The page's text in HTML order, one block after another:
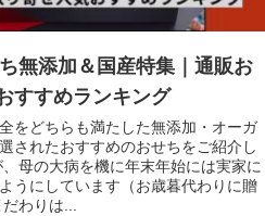
ち無添加＆国産特集｜通販お
すすめランキング
をどちらも満たした無添加・オーガ
されたおすすめのおせちをご紹介し
母の大病を機に年末年始には実家に
うにしています（お歳暮代わりに贈
わりは...